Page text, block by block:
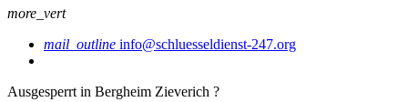
more_vert
mail_outline info@schluesseldienst-247.org
Ausgesperrt in Bergheim Zieverich ?